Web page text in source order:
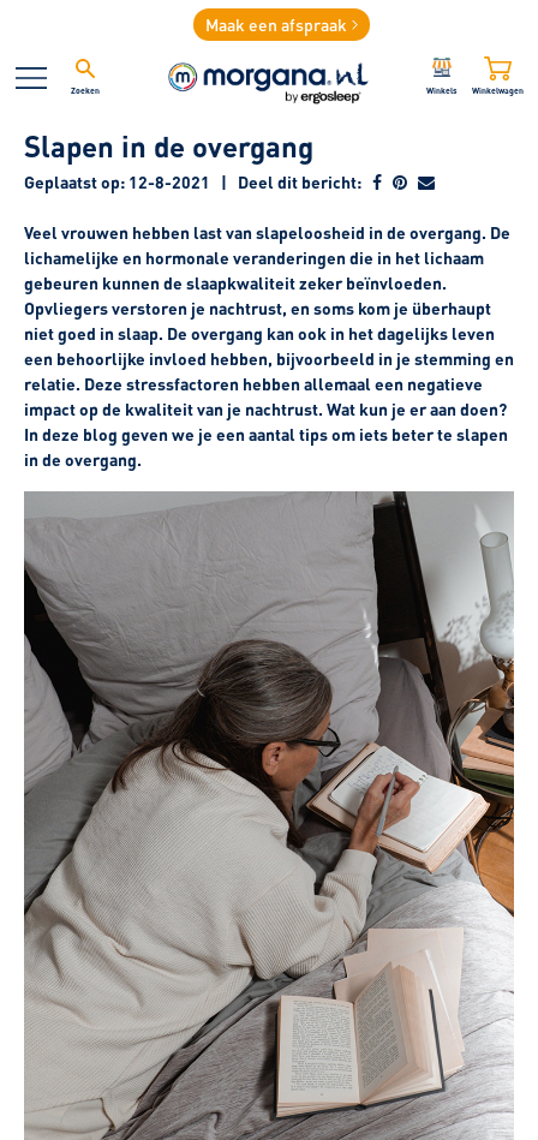
Maak een afspraak
Zoeken Winkels Winkelwagen
Slapen in de overgang
Geplaatst op: 12-8-2021 | Deel dit bericht:
Veel vrouwen hebben last van slapeloosheid in de overgang. De
lichamelijke en hormonale veranderingen die in het lichaam
gebeuren kunnen de slaapkwaliteit zeker beïnvloeden.
Opvliegers verstoren je nachtrust, en soms kom je überhaupt
niet goed in slaap. De overgang kan ook in het dagelijks leven
een behoorlijke invloed hebben, bijvoorbeeld in je stemming en
relatie. Deze stressfactoren hebben allemaal een negatieve
impact op de kwaliteit van je nachtrust. Wat kun je er aan doen?
In deze blog geven we je een aantal tips om iets beter te slapen
in de overgang.